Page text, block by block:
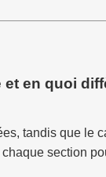
en quoi
tandis que le
section